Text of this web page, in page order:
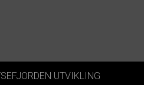
UTVIKLING